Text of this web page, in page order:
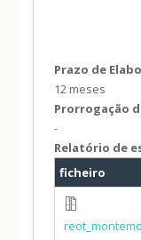
Prazo de
12 meses
Prorrogação
-
Relatório de
ficheiro